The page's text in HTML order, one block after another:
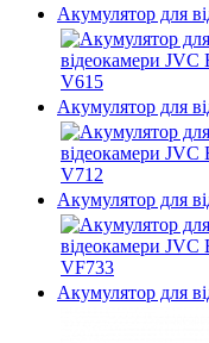
Акумулятор для
Акумулятор для
Акумулятор для
Акумулятор для